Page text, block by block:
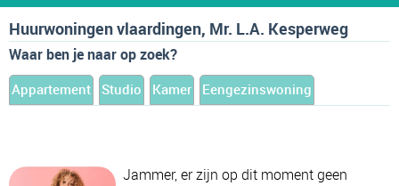
Huurwoningen vlaardingen, Mr. L.A. Kesperweg
Waar ben je naar op zoek?
Appartement Studio Kamer Eengezinswoning
Jammer, er zijn op dit moment geen